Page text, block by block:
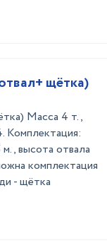
щётка)
Масса 4 т.,
Комплектация:
высота отвала
комплектация
- щётка